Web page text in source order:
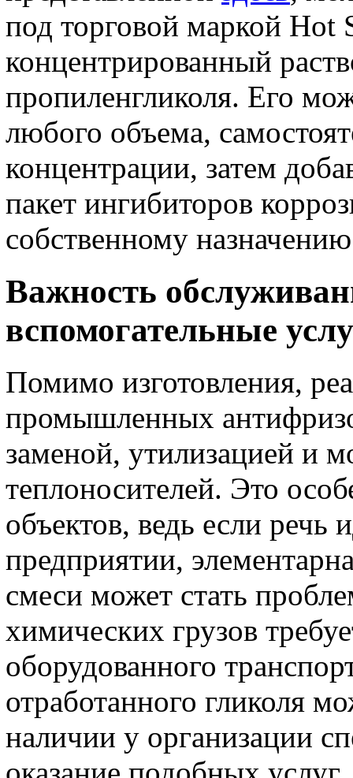
под торговой маркой Hot
концентрированный
пропиленгликоля. Его
любого объема,
концентрации, затем
пакет ингибиторов
собственному
Важность
вспомогательные
Помимо изготовления,
промышленных
заменой, утилизацией и
теплоносителей. Это
объектов, ведь если
предприятии,
смеси может стать
химических грузов
оборудованного
отработанного гликоля
наличии у организации